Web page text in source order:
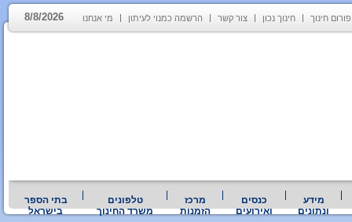
פורום חינוך חינוך נכון צור קשר הרשמה כמנוי לעיתון מי אנחנו 8/8/2026
מידע
ונתונים
כנסים
ואירועים
מרכז
הזמנות
טלפונים
משרד החינוך
בתי הספר
בישראל